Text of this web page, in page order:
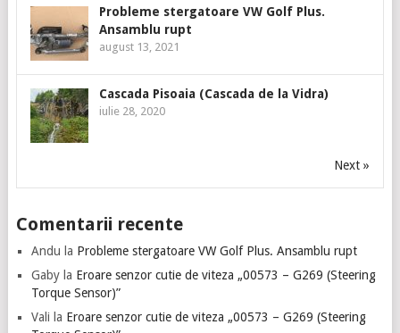
Probleme stergatoare VW Golf Plus.
Ansamblu rupt
august 13, 2021
Cascada Pisoaia (Cascada de la Vidra)
iulie 28, 2020
Next »
Comentarii recente
Andu la Probleme stergatoare VW Golf Plus. Ansamblu rupt
Gabyla Eroare senzor cutie de viteza „00573 – G269 (Steering
Torque Sensor)”
Vali la Eroare senzor cutie de viteza „00573 – G269 (Steering